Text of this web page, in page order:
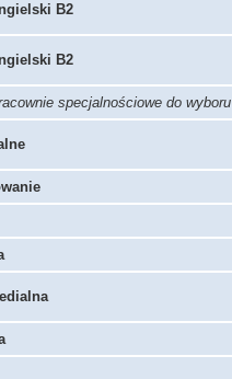
B2
B2
specjalnościowe do wyboru